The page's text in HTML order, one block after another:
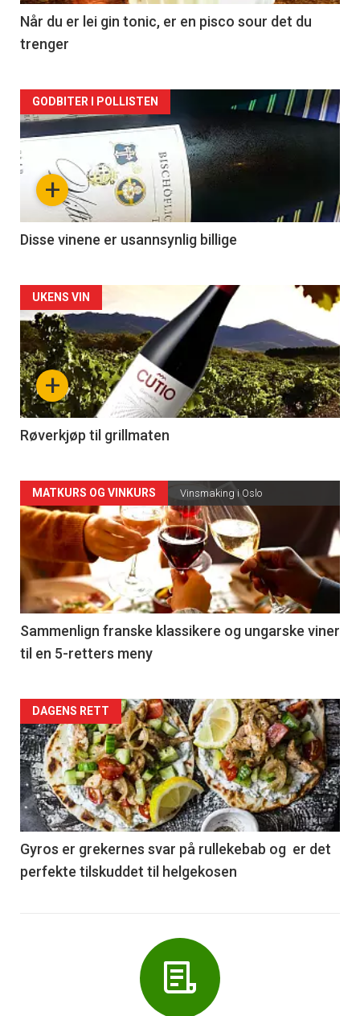
2
Når du er lei gin tonic, er en pisco sour det du
trenger
Forsiden
akkurat
nå
3
+
GODBITER I POLLISTEN
Disse vinene er usannsynlig billige
Forsiden
akkurat
nå
-
4
+
UKENS VIN
Røverkjøp til grillmaten
Forsiden
akkurat
nå
-
5
MATKURS OG VINKURS Vinsmaking i Oslo
Sammenlign franske klassikere og ungarske viner
til en 5-retters meny
Forsiden
akkurat
nå
-
6
DAGENS RETT
Gyros er grekernes svar på rullekebab og er det
perfekte tilskuddet til helgekosen